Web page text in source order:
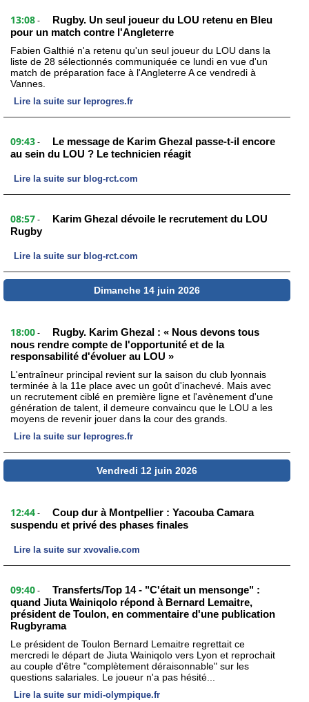
13:08 -
Rugby. Un seul joueur du LOU retenu en Bleu
pour un match contre l'Angleterre
Fabien Galthié n'a retenu qu'un seul joueur du LOU dans la
liste de 28 sélectionnés communiquée ce lundi en vue d'un
match de préparation face à l'Angleterre A ce vendredi à
Vannes.
Lire la suite sur leprogres.fr
09:43 -
Le message de Karim Ghezal passe-t-il encore
au sein du LOU ? Le technicien réagit
Lire la suite sur blog-rct.com
08:57 -
Karim Ghezal dévoile le recrutement du LOU
Rugby
Lire la suite sur blog-rct.com
Dimanche 14 juin 2026
18:00 -
Rugby. Karim Ghezal : « Nous devons tous
nous rendre compte de l'opportunité et de la
responsabilité d'évoluer au LOU »
L'entraîneur principal revient sur la saison du club lyonnais
terminée à la 11e place avec un goût d'inachevé. Mais avec
un recrutement ciblé en première ligne et l'avènement d'une
génération de talent, il demeure convaincu que le LOU a les
moyens de revenir jouer dans la cour des grands.
Lire la suite sur leprogres.fr
Vendredi 12 juin 2026
12:44 -
Coup dur à Montpellier : Yacouba Camara
suspendu et privé des phases finales
Lire la suite sur xvovalie.com
09:40 -
Transferts/Top 14 - "C'était un mensonge" :
quand Jiuta Wainiqolo répond à Bernard Lemaitre,
président de Toulon, en commentaire d'une publication
Rugbyrama
Le président de Toulon Bernard Lemaitre regrettait ce
mercredi le départ de Jiuta Wainiqolo vers Lyon et reprochait
au couple d'être "complètement déraisonnable" sur les
questions salariales. Le joueur n'a pas hésité...
Lire la suite sur midi-olympique.fr